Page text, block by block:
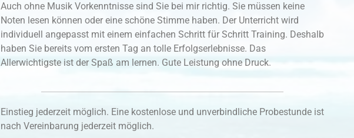
Auch ohne Musik Vorkenntnisse sind Sie bei mir richtig. Sie müssen keine
Noten lesen können oder eine schöne Stimme haben. Der Unterricht wird
individuell angepasst mit einem einfachen Schritt für Schritt Training. Deshalb
haben Sie bereits vom ersten Tag an tolle Erfolgserlebnisse. Das
Allerwichtigste ist der Spaß am lernen. Gute Leistung ohne Druck.
Einstieg jederzeit möglich. Eine kostenlose und unverbindliche Probestunde ist
nach Vereinbarung jederzeit möglich.